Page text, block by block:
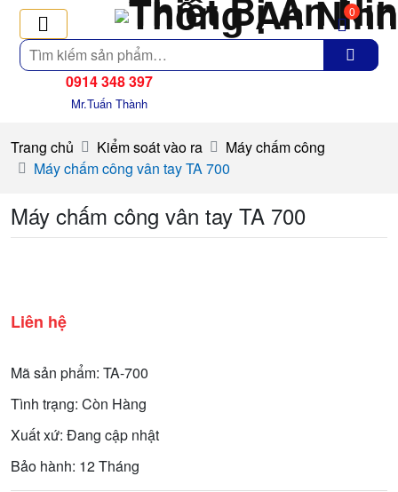
Tìm
kiếm
0
0914 348 397
Mr.Tuấn Thành
Trang chủ Kiểm soát vào ra
Máy chấm công
Máy chấm công vân tay TA 700
Máy chấm công vân tay TA 700
Liên hệ
Mã sản phẩm: TA-700
Tình trạng: Còn Hàng
Xuất xứ: Đang cập nhật
Bảo hành: 12 Tháng